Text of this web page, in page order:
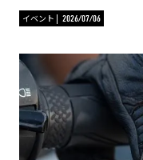
イベント 2026/07/06